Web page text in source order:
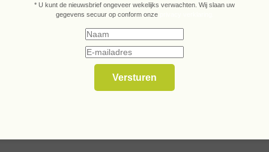
* U kunt de nieuwsbrief ongeveer wekelijks verwachten. Wij slaan uw
gegevens secuur op conform onze